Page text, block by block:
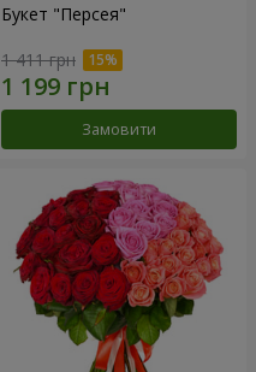
Букет "Персея"
1 411 грн
Замовити